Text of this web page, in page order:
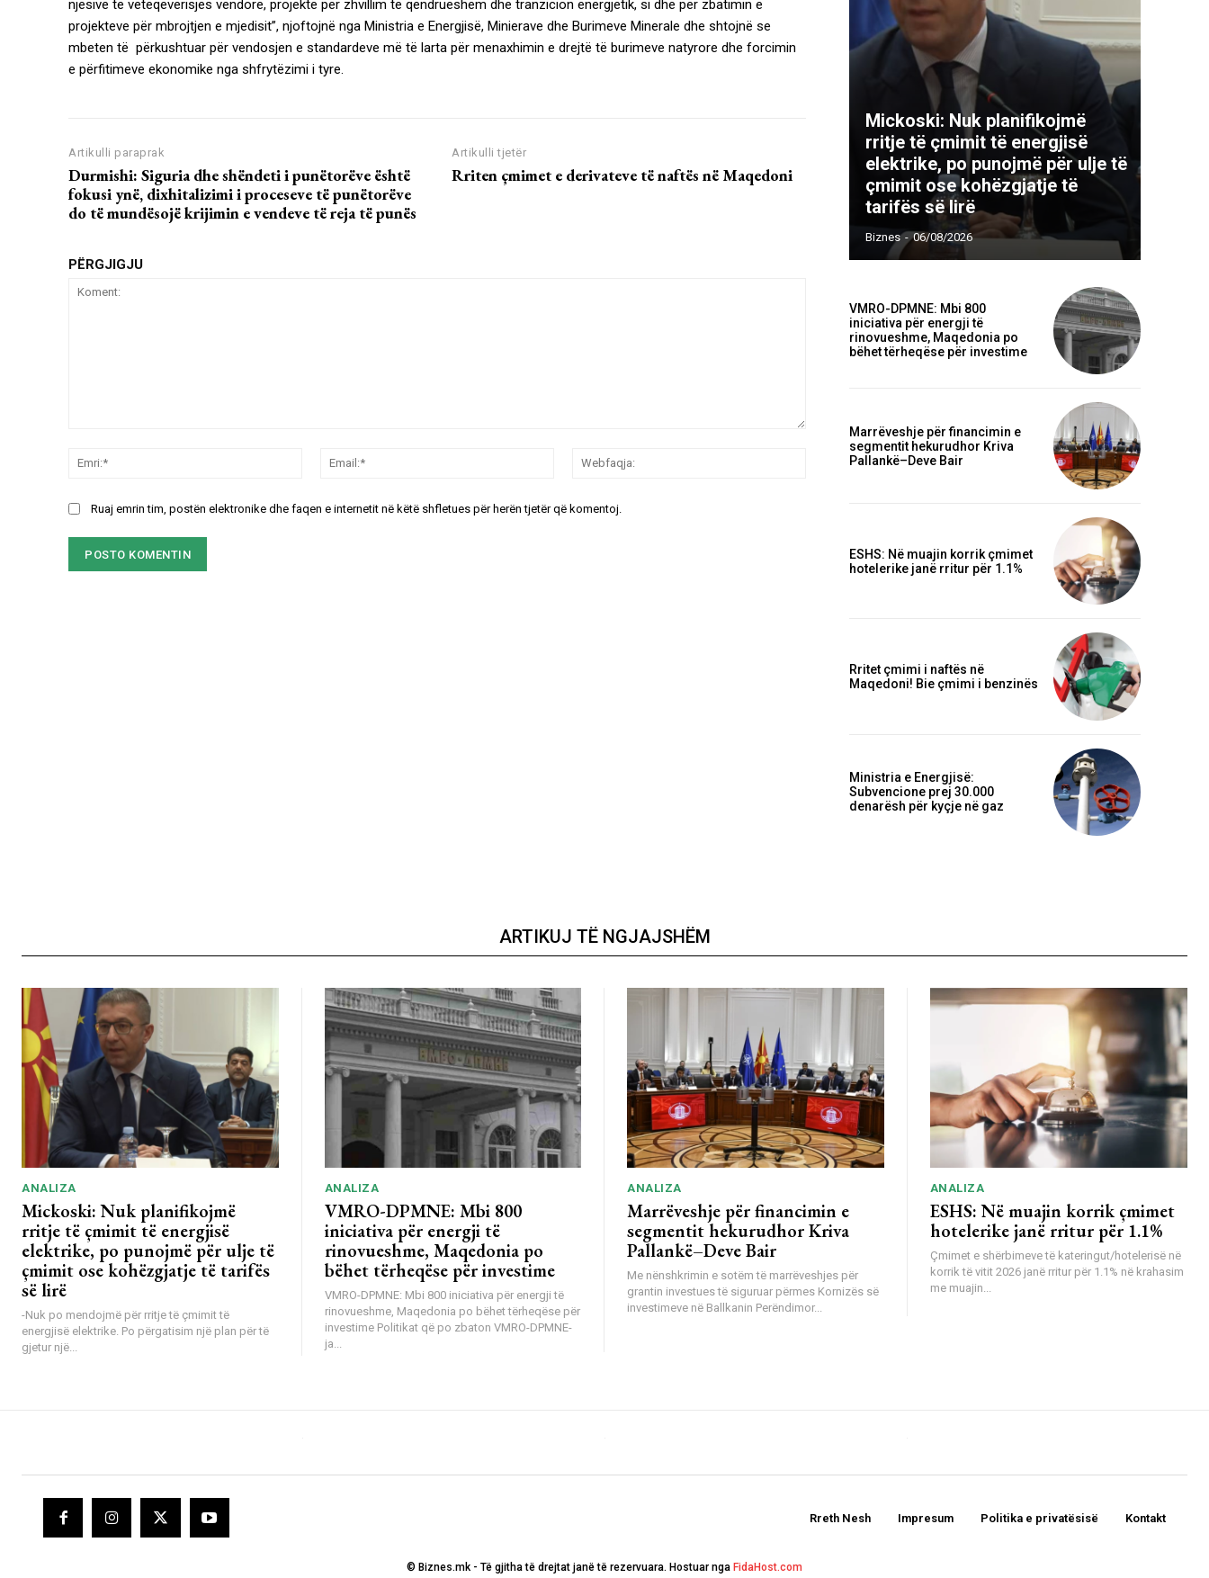
njësive të vetëqeverisjes vendore, projekte për zhvillim të qëndrueshëm dhe tranzicion energjetik, si dhe për zbatimin e
projekteve për mbrojtjen e mjedisit”, njoftojnë nga Ministria e Energjisë, Minierave dhe Burimeve Minerale dhe shtojnë se
mbeten të përkushtuar për vendosjen e standardeve më të larta për menaxhimin e drejtë të burimeve natyrore dhe forcimin
e përfitimeve ekonomike nga shfrytëzimi i tyre.
Artikulli paraprak
Durmishi: Siguria dhe shëndeti i punëtorëve është
fokusi ynë, dixhitalizimi i proceseve të punëtorëve
do të mundësojë krijimin e vendeve të reja të punës
Artikulli tjetër
Rriten çmimet e derivateve të naftës në Maqedoni
PËRGJIGJU
Emri:*
Email:* Webfaqja:
Ruaj emrin tim, postën elektronike dhe faqen e internetit në këtë shfletues për herën tjetër që komentoj.
Mickoski: Nuk planifikojmë
rritje të çmimit të energjisë
elektrike, po punojmë për ulje të
çmimit ose kohëzgjatje të
tarifës së lirë
Biznes - 06/08/2026
VMRO-DPMNE: Mbi 800
iniciativa për energji të
rinovueshme, Maqedonia po
bëhet tërheqëse për investime
Marrëveshje për financimin e
segmentit hekurudhor Kriva
Pallankë–Deve Bair
ESHS: Në muajin korrik çmimet
hotelerike janë rritur për 1.1%
Rritet çmimi i naftës në
Maqedoni! Bie çmimi i benzinës
Ministria e Energjisë:
Subvencione prej 30.000
denarësh për kyçje në gaz
ARTIKUJ TË NGJAJSHËM
ANALIZA
Mickoski: Nuk planifikojmë
rritje të çmimit të energjisë
elektrike, po punojmë për ulje të
çmimit ose kohëzgjatje të tarifës
së lirë
-Nuk po mendojmë për rritje të çmimit të
energjisë elektrike. Po përgatisim një plan për të
gjetur një...
ANALIZA
VMRO-DPMNE: Mbi 800
iniciativa për energji të
rinovueshme, Maqedonia po
bëhet tërheqëse për investime
VMRO-DPMNE: Mbi 800 iniciativa për energji të
rinovueshme, Maqedonia po bëhet tërheqëse për
investime Politikat që po zbaton VMRO-DPMNE-
ja...
ANALIZA
Marrëveshje për financimin e
segmentit hekurudhor Kriva
Pallankë–Deve Bair
Me nënshkrimin e sotëm të marrëveshjes për
grantin investues të siguruar përmes Kornizës së
investimeve në Ballkanin Perëndimor...
ANALIZA
ESHS: Në muajin korrik çmimet
hotelerike janë rritur për 1.1%
Çmimet e shërbimeve të kateringut/hotelerisë në
korrik të vitit 2026 janë rritur për 1.1% në krahasim
me muajin...
Rreth Nesh Impresum Politika e privatësisë Kontakt
© Biznes.mk - Të gjitha të drejtat janë të rezervuara. Hostuar nga FidaHost.com